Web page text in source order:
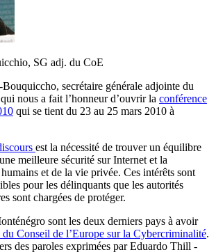
SG adj. du CoE
secrétaire générale adjointe du
nous a fait l’honneur d’ouvrir la conférence
qui se tient du 23 au 25 mars 2010 à
est la nécessité de trouver un équilibre
meilleure sécurité sur Internet et la
et de la vie privée. Ces intérêts sont
pour les délinquants que les autorités
sont chargées de protéger.
sont les deux derniers pays à avoir
Conseil de l’Europe sur la Cybercriminalité.
des paroles exprimées par Eduardo Thill -